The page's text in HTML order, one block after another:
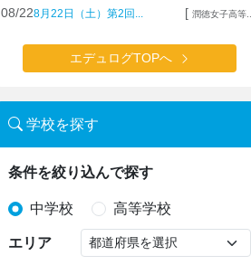
08/228月22日（土）第2回... [ 潤徳女子高等...
エデュログTOPへ
学校を探す
条件を絞り込んで探す
中学校 高等学校
エリア